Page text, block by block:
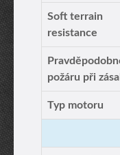
Soft terrain
resistance
požáru při
Typ motoru